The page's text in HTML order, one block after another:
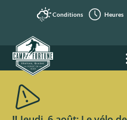
Conditions Heures